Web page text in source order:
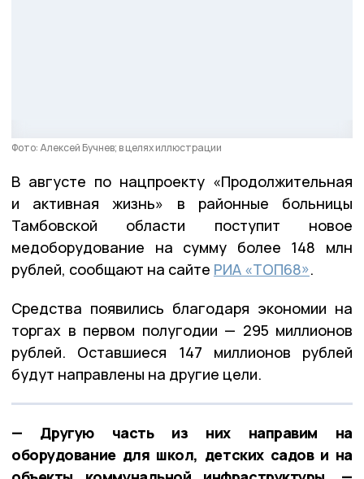
Фото: Алексей Бучнев; в целях иллюстрации
В августе по нацпроекту «Продолжительная
и активная жизнь» в районные больницы
Тамбовской области поступит новое
медоборудование на сумму более 148 млн
рублей, сообщают на сайте РИА «ТОП68».
Средства появились благодаря экономии на
торгах в первом полугодии — 295 миллионов
рублей. Оставшиеся 147 миллионов рублей
будут направлены на другие цели.
— Другую часть из них направим на
оборудование для школ, детских садов и на